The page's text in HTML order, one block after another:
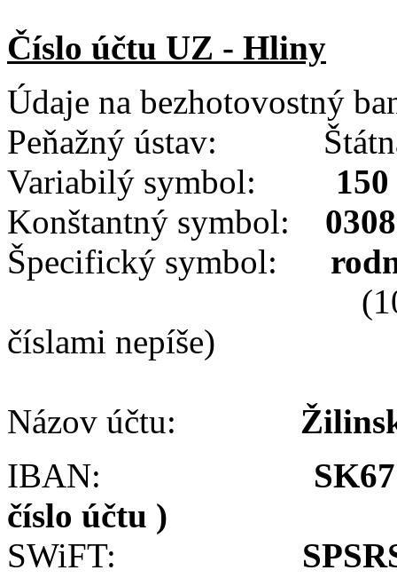
Číslo účtu UZ - Hliny
Údaje na bezhotovostný
Peňažný ústav:
Variabilý symbol:
Konštantný symbol: 0308
Špecifický symbol:
(10 čísiel znak
číslami nepíše)
Názov účtu:
IBAN:
číslo účtu )
SWiFT: